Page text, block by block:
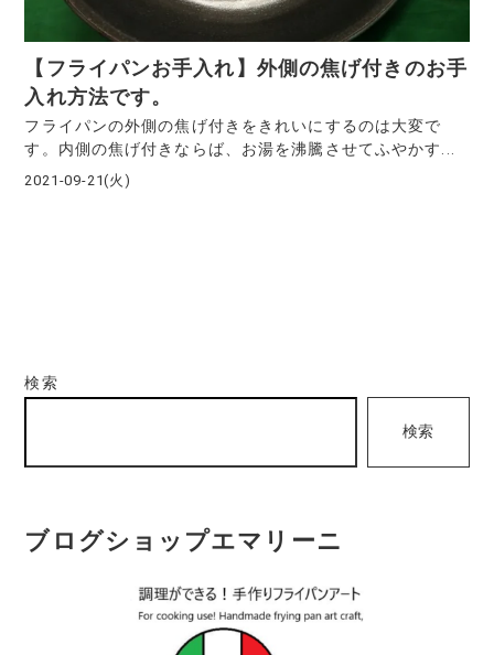
【フライパンお手入れ】外側の焦げ付きのお手
入れ方法です。
フライパンの外側の焦げ付きをきれいにするのは大変で
す。内側の焦げ付きならば、お湯を沸騰させてふやかす...
2021-09-21(火)
検索
検索
ブログショップエマリーニ